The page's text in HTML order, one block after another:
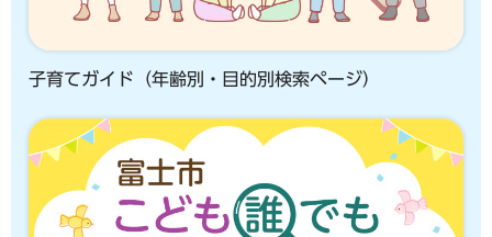
子育てガイド（年齢別・目的別検索ページ）